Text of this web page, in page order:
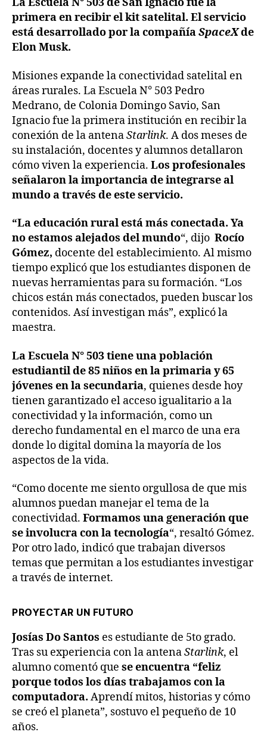
La Escuela N° 503 de San Ignacio fue la
primera en recibir el kit satelital. El servicio
está desarrollado por la compañíaSpaceXde
Elon Musk.
Misiones expande la conectividad satelital en
áreas rurales. La Escuela N° 503 Pedro
Medrano, de Colonia Domingo Savio, San
Ignacio fue la primera institución en recibir la
conexión de la antenaStarlink. A dos meses de
su instalación, docentes y alumnos detallaron
cómo viven la experiencia. Los profesionales
señalaron la importancia de integrarse al
mundo a través de este servicio.
“La educación rural está más conectada. Ya
no estamos alejados del mundo“, dijo Rocío
Gómez, docente del establecimiento. Al mismo
tiempo explicó que los estudiantes disponen de
nuevas herramientas para su formación. “Los
chicos están más conectados, pueden buscar los
contenidos. Así investigan más”, explicó la
maestra.
La Escuela N° 503 tiene una población
estudiantil de 85 niños en la primaria y 65
jóvenes en la secundaria, quienes desde hoy
tienen garantizado el acceso igualitario a la
conectividad y la información, como un
derecho fundamental en el marco de una era
donde lo digital domina la mayoría de los
aspectos de la vida.
“Como docente me siento orgullosa de que mis
alumnos puedan manejar el tema de la
conectividad. Formamos una generación que
se involucra con la tecnología“, resaltó Gómez.
Por otro lado, indicó que trabajan diversos
temas que permitan a los estudiantes investigar
a través de internet.
PROYECTAR UN FUTURO
Josías Do Santos es estudiante de 5to grado.
Tras su experiencia con la antenaStarlink, el
alumno comentó que se encuentra “feliz
porque todos los días trabajamos con la
computadora. Aprendí mitos, historias y cómo
se creó el planeta”, sostuvo el pequeño de 10
años.